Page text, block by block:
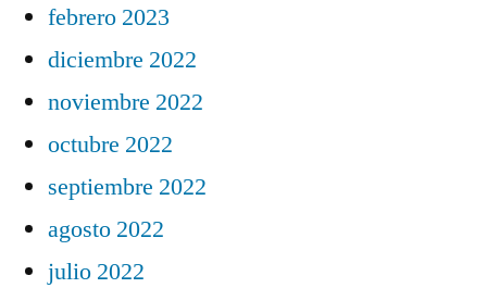
febrero 2023
diciembre 2022
noviembre 2022
octubre 2022
septiembre 2022
agosto 2022
julio 2022